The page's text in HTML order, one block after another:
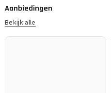
Aanbiedingen
Bekijk alle